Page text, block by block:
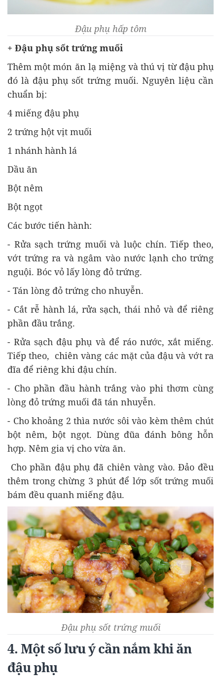
Đậu phụ hấp tôm
+ Đậu phụ sốt trứng muối
Thêm một món ăn lạ miệng và thú vị từ đậu phụ
đó là đậu phụ sốt trứng muối. Nguyên liệu cần
chuẩn bị:
4 miếng đậu phụ
2 trứng hột vịt muối
1 nhánh hành lá
Dầu ăn
Bột nêm
Bột ngọt
Các bước tiến hành:
- Rửa sạch trứng muối và luộc chín. Tiếp theo,
vớt trứng ra và ngâm vào nước lạnh cho trứng
nguội. Bóc vỏ lấy lòng đỏ trứng.
- Tán lòng đỏ trứng cho nhuyễn.
- Cắt rễ hành lá, rửa sạch, thái nhỏ và để riêng
phần đầu trắng.
- Rửa sạch đậu phụ và để ráo nước, xắt miếng.
Tiếp theo, chiên vàng các mặt của đậu và vớt ra
đĩa để riêng khi đậu chín.
- Cho phần đầu hành trắng vào phi thơm cùng
lòng đỏ trứng muối đã tán nhuyễn.
- Cho khoảng 2 thìa nước sôi vào kèm thêm chút
bột nêm, bột ngọt. Dùng đũa đánh bông hỗn
hợp. Nêm gia vị cho vừa ăn.
Cho phần đậu phụ đã chiên vàng vào. Đảo đều
thêm trong chừng 3 phút để lớp sốt trứng muối
bám đều quanh miếng đậu.
Đậu phụ sốt trứng muối
4. Một số lưu ý cần nắm khi ăn
đậu phụ